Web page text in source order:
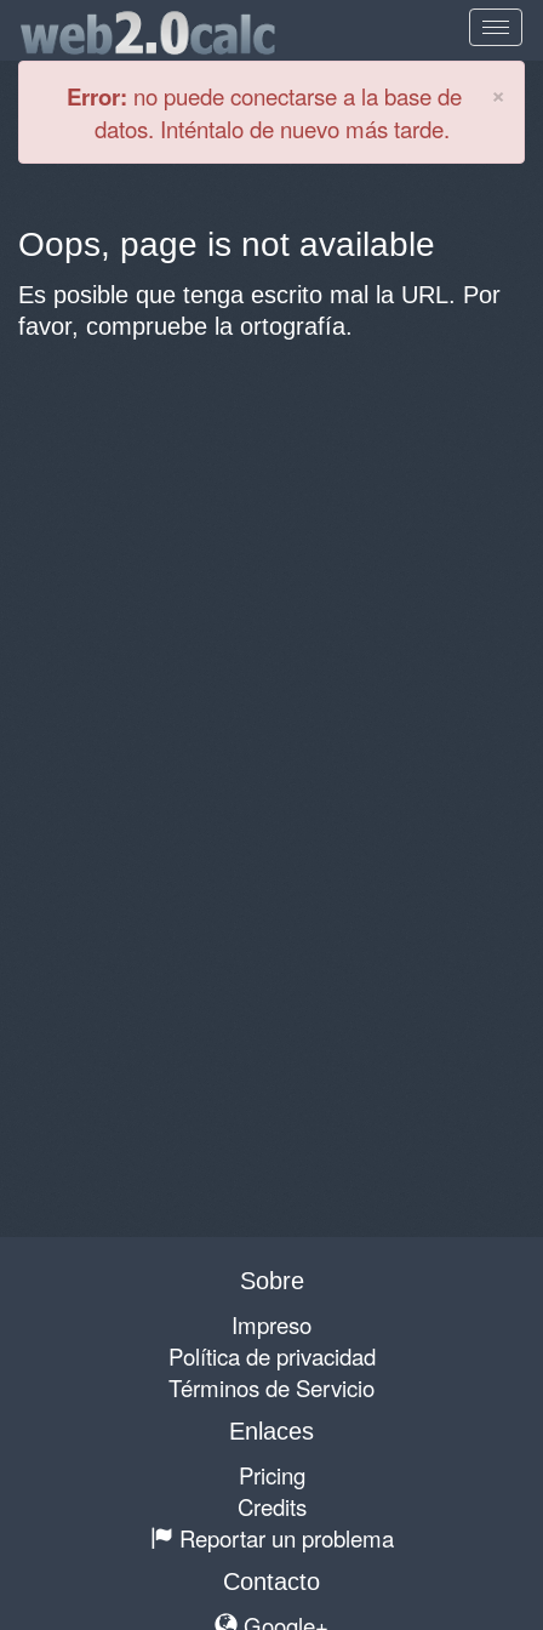
×
Error: no puede conectarse a la base de
datos. Inténtalo de nuevo más tarde.
Oops, page is not available
Es posible que tenga escrito mal la URL. Por
favor, compruebe la ortografía.
Sobre
Impreso
Política de privacidad
Términos de Servicio
Enlaces
Pricing
Credits
Reportar un problema
Contacto